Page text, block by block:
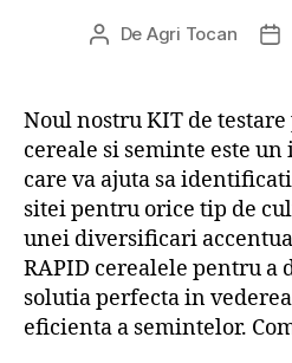
Autor
De Agri Tocan
Noul nostru KIT de
cereale si seminte este
care va ajuta sa
sitei pentru orice tip de
unei diversificari
RAPID cerealele pentru a
solutia perfecta in
eficienta a semintelor.